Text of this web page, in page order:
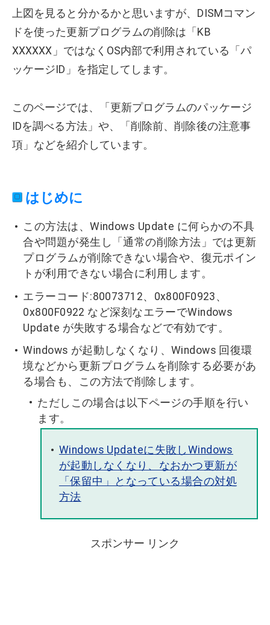
上図を見ると分かるかと思いますが、DISMコマン
ドを使った更新プログラムの削除は「KB
XXXXXX」ではなくOS内部で利用されている「パ
ッケージID」を指定してします。
このページでは、「更新プログラムのパッケージ
IDを調べる方法」や、「削除前、削除後の注意事
項」などを紹介しています。
はじめに
この方法は、Windows Update に何らかの不具
合や問題が発生し「通常の削除方法」では更新
プログラムが削除できない場合や、復元ポイン
トが利用できない場合に利用します。
エラーコード:80073712、0x800F0923、
0x800F0922 など深刻なエラーでWindows
Update が失敗する場合などで有効です。
Windows が起動しなくなり、Windows 回復環
境などから更新プログラムを削除する必要があ
る場合も、この方法で削除します。
ただしこの場合は以下ページの手順を行い
ます。
Windows Updateに失敗しWindows
が起動しなくなり、なおかつ更新が
「保留中」となっている場合の対処
方法
スポンサー リンク